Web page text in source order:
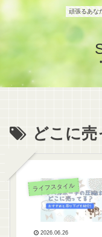
頑張るあな
どこに売
ライフスタイル
2026.06.26